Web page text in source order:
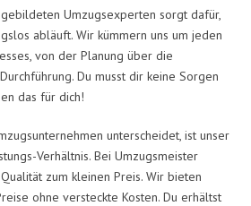
Umzugsexperten sorgt dafür,
abläuft. Wir kümmern uns um jeden
von der Planung über die
Du musst dir keine Sorgen
das für dich!
unterscheidet, ist unser
Verhältnis. Bei Umzugsmeister
zum kleinen Preis. Wir bieten
ohne versteckte Kosten. Du erhältst